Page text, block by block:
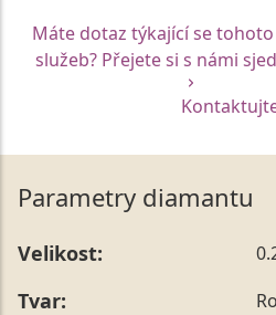
Máte dotaz týkající se
služeb? Přejete si s námi
Parametry diamantu
Velikost:
Tvar: